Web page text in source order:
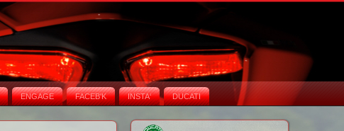
ENGAGE FACEB'K INSTA‘ DUCATI